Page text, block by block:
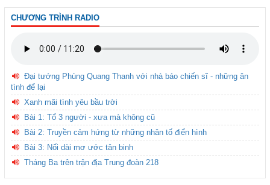
CHƯƠNG TRÌNH RADIO
Đại tướng Phùng Quang Thanh với nhà báo chiến sĩ - những ân
tình để lại
Xanh mãi tình yêu bầu trời
Bài 1: Tổ 3 người - xưa mà không cũ
Bài 2: Truyền cảm hứng từ những nhân tố điển hình
Bài 3: Nối dài mơ ước tân binh
Tháng Ba trên trận địa Trung đoàn 218